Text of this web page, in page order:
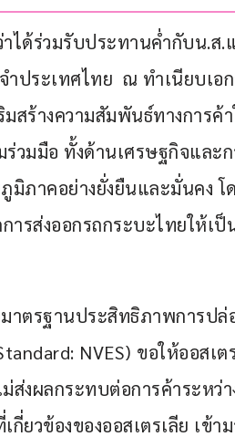
ด้ร่วมรับประทานค่ำกับน.ส.
ำประเทศไทย  ณ ทำเนียบเอ
สร้างความสัมพันธ์ทางการค้
วมมือ ทั้งด้านเศรษฐกิจและ
มิภาคอย่างยั่งยืนและมั่นคง โ
รส่งออกรถกระบะไทยให้เ
าตรฐานประสิทธิภาพการปล่
NVES) ขอให้ออสเต
ส่งผลกระทบต่อการค้าระหว่า
ยวข้องของออสเตรเลีย เข้า